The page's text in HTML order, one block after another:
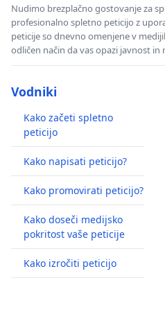
Nudimo brezplačno gostovanje za
profesionalno spletno peticijo z
peticije so dnevno omenjene v
odličen način da vas opazi javnost in
Vodniki
Kako začeti spletno
peticijo
Kako napisati peticijo?
Kako promovirati peticijo?
Kako doseči medijsko
pokritost vaše peticije
Kako izročiti peticijo